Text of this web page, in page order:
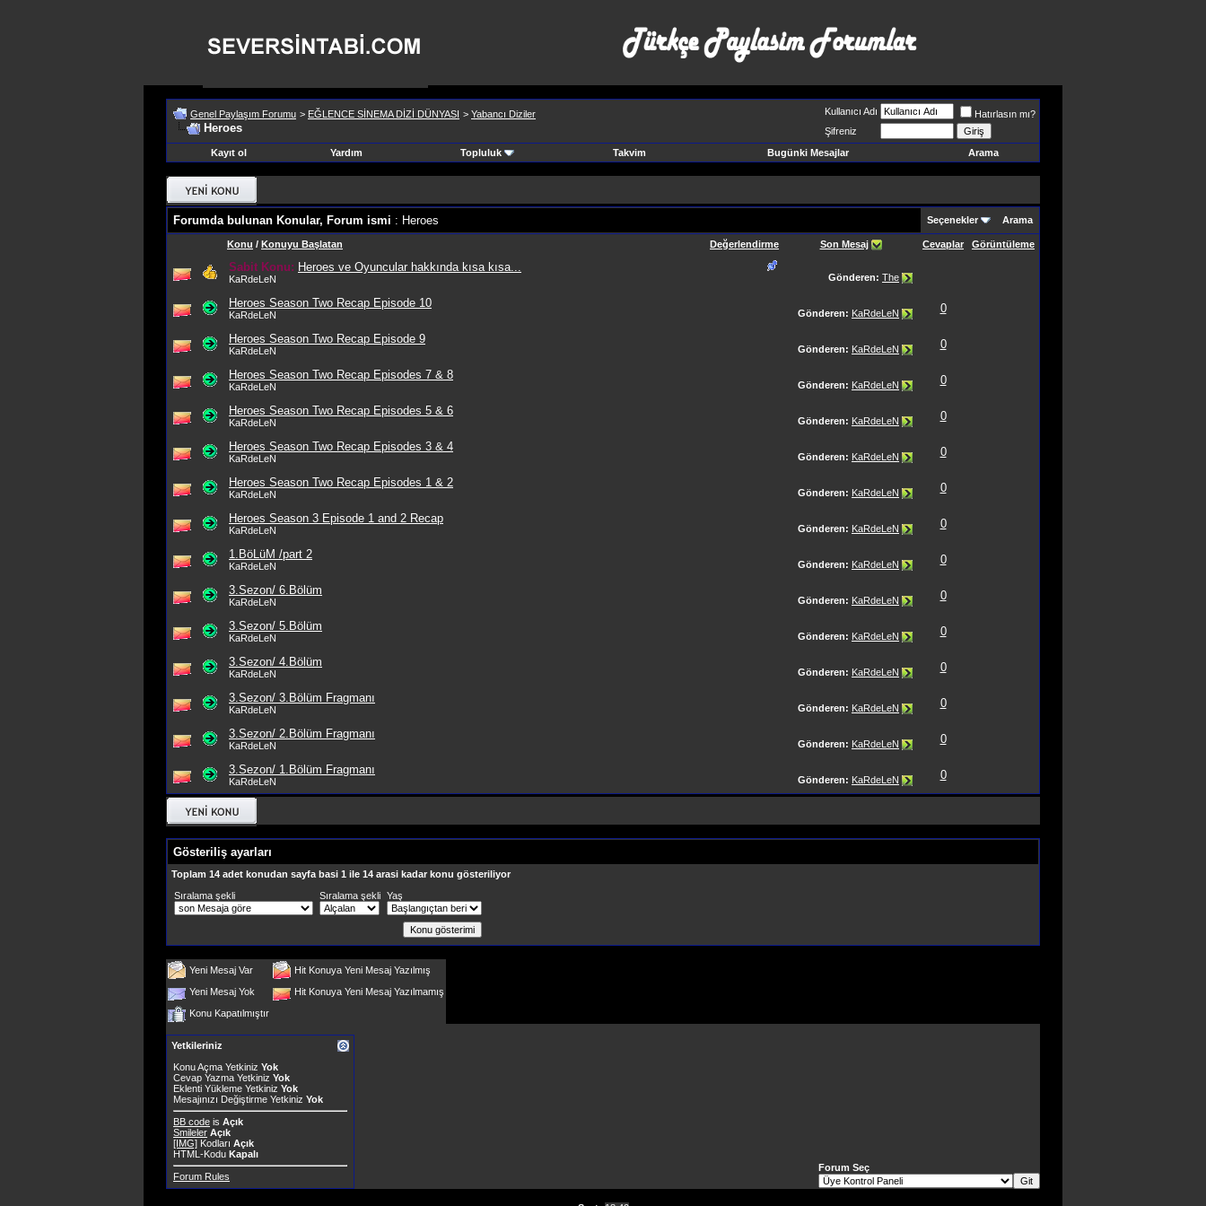
Genel Paylaşım Forumu > EĞLENCE SİNEMA DİZİ DÜNYASI > Yabancı Diziler
Heroes
Kullanıcı Adı
Hatırlasın mı?
Şifreniz
Kayıt ol
Yardım Topluluk Takvim Bugünki Mesajlar Arama
Forumda bulunan Konular, Forum ismi : Heroes Seçenekler Arama
Değerlendirme
Konu / Konuyu Başlatan Son Mesaj Cevaplar Görüntüleme
Sabit Konu: Heroes ve Oyuncular hakkında kısa kısa...
KaRdeLeN Gönderen: The
Heroes Season Two Recap Episode 10
KaRdeLeN Gönderen: KaRdeLeN 0
Heroes Season Two Recap Episode 9
KaRdeLeN Gönderen: KaRdeLeN 0
Heroes Season Two Recap Episodes 7 & 8
KaRdeLeN Gönderen: KaRdeLeN 0
Heroes Season Two Recap Episodes 5 & 6
KaRdeLeN Gönderen: KaRdeLeN 0
Heroes Season Two Recap Episodes 3 & 4
KaRdeLeN Gönderen: KaRdeLeN 0
Heroes Season Two Recap Episodes 1 & 2
KaRdeLeN Gönderen: KaRdeLeN 0
Heroes Season 3 Episode 1 and 2 Recap
KaRdeLeN Gönderen: KaRdeLeN 0
1.BöLüM /part 2
KaRdeLeN Gönderen: KaRdeLeN 0
3.Sezon/ 6.Bölüm
KaRdeLeN Gönderen: KaRdeLeN 0
3.Sezon/ 5.Bölüm
KaRdeLeN Gönderen: KaRdeLeN 0
3.Sezon/ 4.Bölüm
KaRdeLeN Gönderen: KaRdeLeN 0
3.Sezon/ 3.Bölüm Fragmanı
KaRdeLeN Gönderen: KaRdeLeN 0
3.Sezon/ 2.Bölüm Fragmanı
KaRdeLeN Gönderen: KaRdeLeN 0
3.Sezon/ 1.Bölüm Fragmanı
KaRdeLeN Gönderen: KaRdeLeN 0
Gösteriliş ayarları
Toplam 14 adet konudan sayfa basi 1 ile 14 arasi kadar konu gösteriliyor
Sıralama şekli
Sıralama şekli Yaş
Yeni Mesaj Var
Hit Konuya Yeni Mesaj Yazılmış
Yeni Mesaj Yok
Hit Konuya Yeni Mesaj Yazılmamış
Konu Kapatılmıştır
Yetkileriniz
Konu Açma Yetkiniz Yok
Cevap Yazma Yetkiniz Yok
Eklenti Yükleme Yetkiniz Yok
Mesajınızı Değiştirme Yetkiniz Yok
BB code is Açık
Smileler Açık
[IMG] Kodları Açık
HTML-Kodu Kapalı
Forum Rules
Forum Seç